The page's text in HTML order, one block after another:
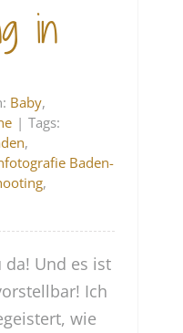
in
Baby,
| Tags:
,
Baden-
,
Und es ist
Ich
wie